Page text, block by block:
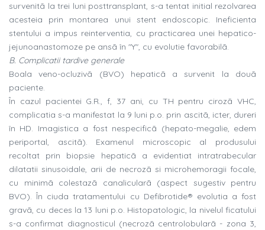
survenitã la trei luni posttransplant, s-a tentat initial rezolvarea
acesteia prin montarea unui stent endoscopic. Ineficienta
stentului a impus reinterventia, cu practicarea unei hepatico-
jejunoanastomoze pe ansã în "Y", cu evolutie favorabilã.
B. Complicatii tardive generale
Boala veno-ocluzivã (BVO) hepaticã a survenit la douã
paciente.
În cazul pacientei G.R., f, 37 ani, cu TH pentru cirozã VHC,
complicatia s-a manifestat la 9 luni p.o. prin ascitã, icter, dureri
în HD. Imagistica a fost nespecificã (hepato-megalie, edem
periportal, ascitã). Examenul microscopic al produsului
recoltat prin biopsie hepaticã a evidentiat intratrabecular
dilatatii sinusoidale, arii de necrozã si microhemoragii focale,
cu minimã colestazã canalicularã (aspect sugestiv pentru
BVO). În ciuda tratamentului cu Defibrotide® evolutia a fost
gravã, cu deces la 13 luni p.o. Histopatologic, la nivelul ficatului
s-a confirmat diagnosticul (necrozã centrolobularã - zona 3,